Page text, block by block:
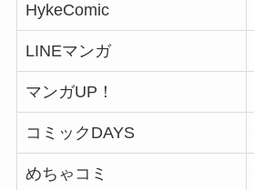
HykeComic
LINEマンガ
マンガUP！
コミックDAYS
めちゃコミ